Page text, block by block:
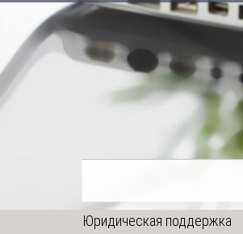
Юридическая поддержка